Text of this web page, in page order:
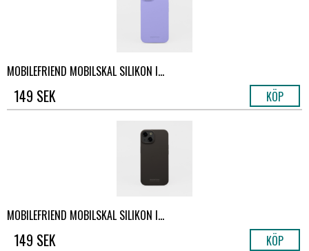
MOBILEFRIEND MOBILSKAL SILIKON I...
149 SEK KÖP
MOBILEFRIEND MOBILSKAL SILIKON I...
149 SEK KÖP